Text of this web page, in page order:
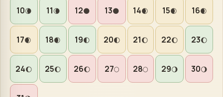
10🌘 11🌘 12🌑 13🌑 14🌒 15🌒 16🌒
17🌒 18🌒 19🌓 20🌓 21🌔 22🌔 23🌔
24🌔 25🌔 26🌔 27🌕 28🌕 29🌖 30🌖